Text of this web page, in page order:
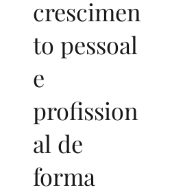
crescimen
to pessoal
e
profission
al de
forma